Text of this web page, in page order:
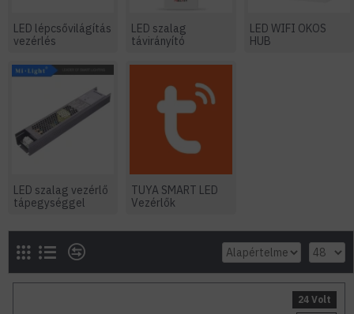
LED lépcsővilágítás
vezérlés
LED szalag
távirányító
LED WIFI OKOS
HUB
LED szalag vezérlő
tápegységgel
TUYA SMART LED
Vezérlők
24 Volt